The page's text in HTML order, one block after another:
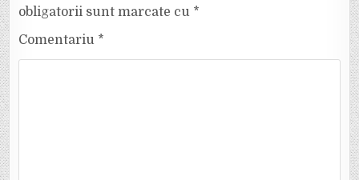
obligatorii sunt marcate cu *
Comentariu *